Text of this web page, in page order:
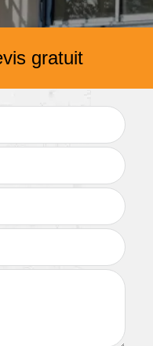
gratuit